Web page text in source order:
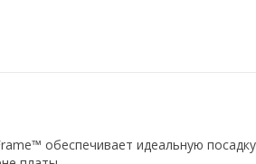
обеспечивает идеальную